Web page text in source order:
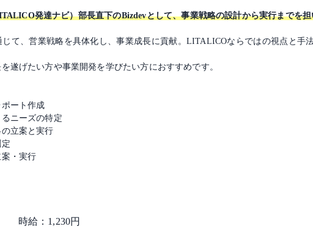
発達ナビ）部長直下のBizdevとして、事業戦略の設計から実行までを
て、営業戦略を具体化し、事業成長に貢献。LITALICOならではの視点と手
遂げたい方や事業開発を学びたい方におすすめです。
ポート作成
ニーズの特定
立案と実行
案・実行
時給：1,230円